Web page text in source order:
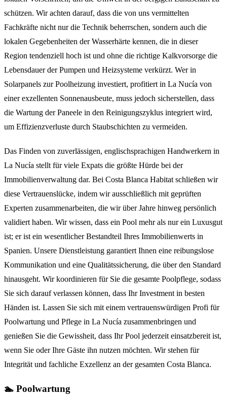
schützen. Wir achten darauf, dass die von uns vermittelten
Fachkräfte nicht nur die Technik beherrschen, sondern auch die
lokalen Gegebenheiten der Wasserhärte kennen, die in dieser
Region tendenziell hoch ist und ohne die richtige Kalkvorsorge die
Lebensdauer der Pumpen und Heizsysteme verkürzt. Wer in
Solarpanels zur Poolheizung investiert, profitiert in La Nucía von
einer exzellenten Sonnenausbeute, muss jedoch sicherstellen, dass
die Wartung der Paneele in den Reinigungszyklus integriert wird,
um Effizienzverluste durch Staubschichten zu vermeiden.
Das Finden von zuverlässigen, englischsprachigen Handwerkern in
La Nucía stellt für viele Expats die größte Hürde bei der
Immobilienverwaltung dar. Bei Costa Blanca Habitat schließen wir
diese Vertrauenslücke, indem wir ausschließlich mit geprüften
Experten zusammenarbeiten, die wir über Jahre hinweg persönlich
validiert haben. Wir wissen, dass ein Pool mehr als nur ein Luxusgut
ist; er ist ein wesentlicher Bestandteil Ihres Immobilienwerts in
Spanien. Unsere Dienstleistung garantiert Ihnen eine reibungslose
Kommunikation und eine Qualitätssicherung, die über den Standard
hinausgeht. Wir koordinieren für Sie die gesamte Poolpflege, sodass
Sie sich darauf verlassen können, dass Ihr Investment in besten
Händen ist. Lassen Sie sich mit einem vertrauenswürdigen Profi für
Poolwartung und Pflege in La Nucía zusammenbringen und
genießen Sie die Gewissheit, dass Ihr Pool jederzeit einsatzbereit ist,
wenn Sie oder Ihre Gäste ihn nutzen möchten. Wir stehen für
Integrität und fachliche Exzellenz an der gesamten Costa Blanca.
🏊 Poolwartung